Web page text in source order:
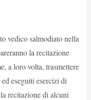
vedico salmodiato nella
la recitazione
a loro volta, trasmettere
eseguiti esercizi di
recitazione di alcuni